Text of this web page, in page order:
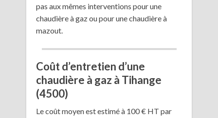
pas aux mêmes interventions pour une
chaudière à gaz ou pour une chaudière à
mazout.
Coût d’entretien d’une
chaudière à gaz à Tihange
(4500)
Le coût moyen est estimé à 100 € HT par